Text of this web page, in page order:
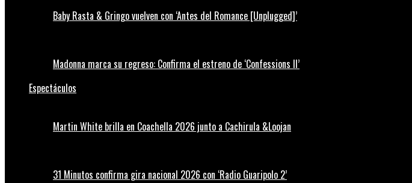
Baby Rasta & Gringo vuelven con ‘Antes del Romance [Unplugged]’
Madonna marca su regreso: Confirma el estreno de ‘Confessions II’
Espectáculos
Martin White brilla en Coachella 2026 junto a Cachirula &Loojan
31 Minutos confirma gira nacional 2026 con ‘Radio Guaripolo 2’